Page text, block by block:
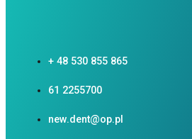
+ 48 530 855 865
61 2255700
new.dent@op.pl